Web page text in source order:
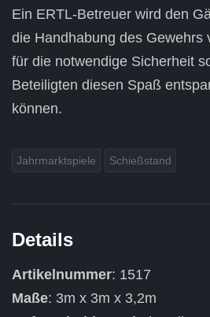
Ein ERTL-Betreuer wird den
die Handhabung des Gewehrs
für die notwendige Sicherheit
Beteiligten diesen Spaß
können.
Jahrmarktspiele Schießstand
Details
Artikelnummer: 1517
Maße: 3m x 3m x 3,2m